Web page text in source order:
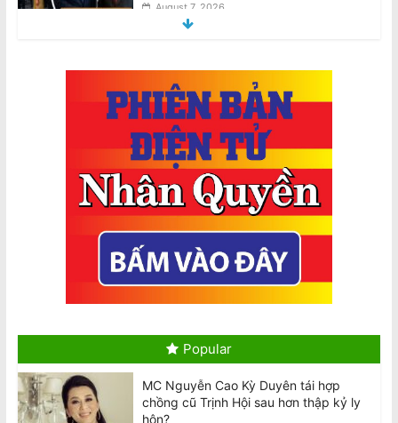
August 7, 2026
Secretary and State President of the
Socialist Republic of Vietnam, to
Australia
Điều tra Dân số 2026: Thông tin cho di
dân, người tị nạn và du khách quốc tế
August 7, 2026
Pauline Hanson sẽ ngăn chặn ‘thợ nail
Các thiếu niên liên quan đến vụ tấn
được tại ngoại
August 8, 2026
Popular
MC Nguyễn Cao Kỳ Duyên tái hợp
chồng cũ Trịnh Hội sau hơn thập kỷ ly
hôn?